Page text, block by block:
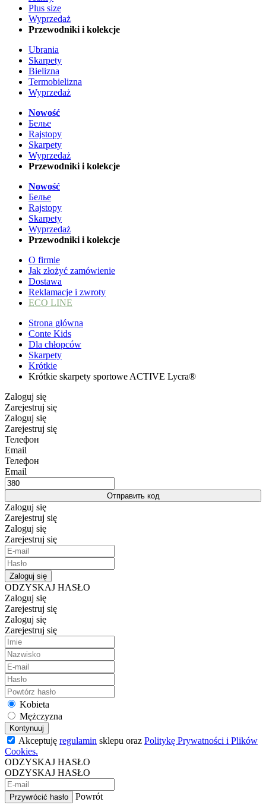
Plus size
Wyprzedaż
Przewodniki i kolekcje
Ubrania
Skarpety
Bielizna
Termobielizna
Wyprzedaż
Nowość
Белье
Rajstopy
Skarpety
Wyprzedaż
Przewodniki i kolekcje
Nowość
Белье
Rajstopy
Skarpety
Wyprzedaż
Przewodniki i kolekcje
O firmie
Jak złożyć zamówienie
Dostawa
Reklamacje i zwroty
ECO LINE
Strona główna
Conte Kids
Dla chłopców
Skarpety
Krótkie
Krótkie skarpety sportowe ACTIVE Lycra®
Zaloguj się
Zarejestruj się
Zaloguj się
Zarejestruj się
Телефон
Email
Телефон
Email
Отправить код
Zaloguj się
Zarejestruj się
Zaloguj się
Zarejestruj się
Zaloguj się
ODZYSKAJ HASŁO
Zaloguj się
Zarejestruj się
Zaloguj się
Zarejestruj się
Kobieta
Mężczyzna
Kontynuuj
Akceptuję regulamin sklepu oraz Politykę Prywatności i Plików
Cookies.
ODZYSKAJ HASŁO
ODZYSKAJ HASŁO
Przywrócić hasło
Powrót